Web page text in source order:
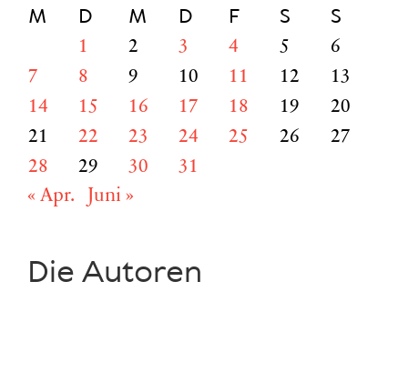
M D M D F S S
1 2 3 4 5
6
7
8 9 10 11 12
13
14
15 16 17 18 19
20
21
22 23 24 25 26
27
28
29 30
31
« Apr.
Juni »
Die Autoren